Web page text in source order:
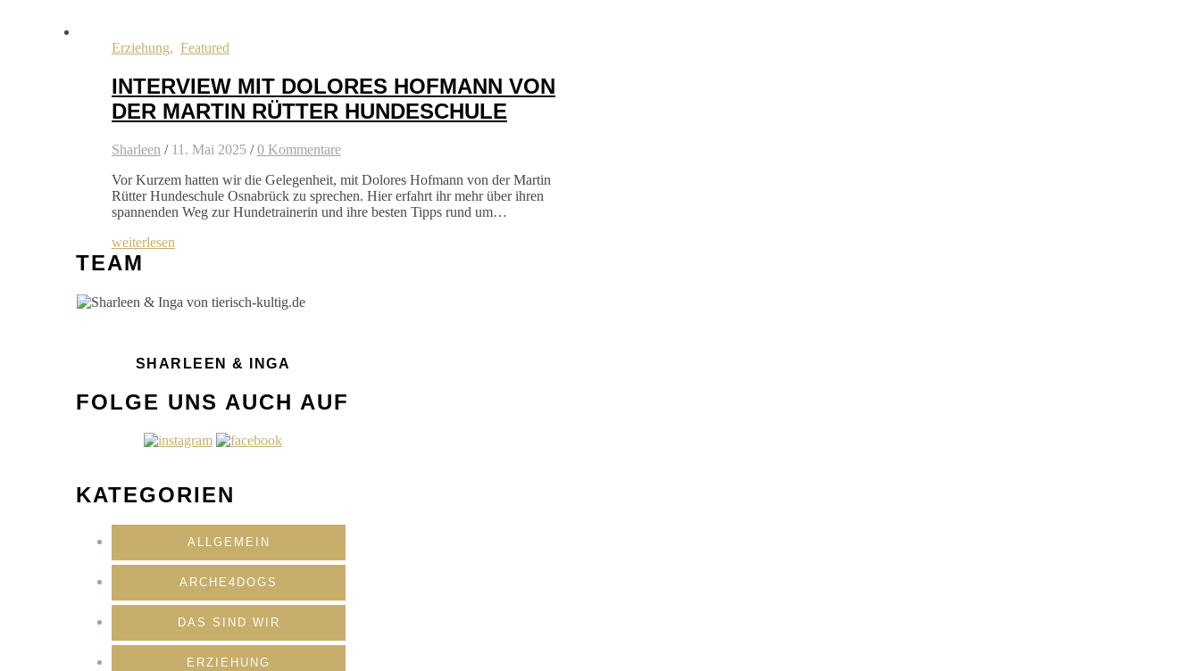
Erziehung, Featured
INTERVIEW MIT DOLORES HOFMANN VON
DER MARTIN RÜTTER HUNDESCHULE
Sharleen / 11. Mai 2025 / 0 Kommentare
Vor Kurzem hatten wir die Gelegenheit, mit Dolores Hofmann von der Martin
Rütter Hundeschule Osnabrück zu sprechen. Hier erfahrt ihr mehr über ihren
spannenden Weg zur Hundetrainerin und ihre besten Tipps rund um…
weiterlesen
TEAM
SHARLEEN & INGA
FOLGE UNS AUCH AUF
KATEGORIEN
ALLGEMEIN
ARCHE4DOGS
DAS SIND WIR
ERZIEHUNG